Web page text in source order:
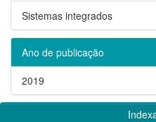
Sistemas integrados
Ano de publicação
2019